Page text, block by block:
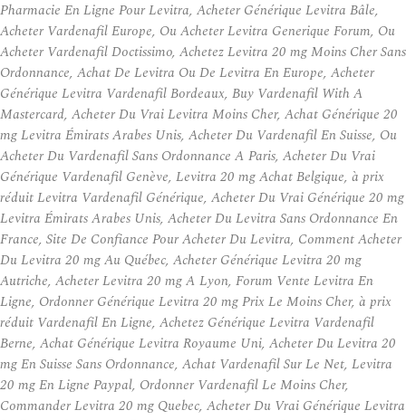
Pharmacie En Ligne Pour Levitra, Acheter Générique Levitra Bâle,
Acheter Vardenafil Europe, Ou Acheter Levitra Generique Forum, Ou
Acheter Vardenafil Doctissimo, Achetez Levitra 20 mg Moins Cher Sans
Ordonnance, Achat De Levitra Ou De Levitra En Europe, Acheter
Générique Levitra Vardenafil Bordeaux, Buy Vardenafil With A
Mastercard, Acheter Du Vrai Levitra Moins Cher, Achat Générique 20
mg Levitra Émirats Arabes Unis, Acheter Du Vardenafil En Suisse, Ou
Acheter Du Vardenafil Sans Ordonnance A Paris, Acheter Du Vrai
Générique Vardenafil Genève, Levitra 20 mg Achat Belgique, à prix
réduit Levitra Vardenafil Générique, Acheter Du Vrai Générique 20 mg
Levitra Émirats Arabes Unis, Acheter Du Levitra Sans Ordonnance En
France, Site De Confiance Pour Acheter Du Levitra, Comment Acheter
Du Levitra 20 mg Au Québec, Acheter Générique Levitra 20 mg
Autriche, Acheter Levitra 20 mg A Lyon, Forum Vente Levitra En
Ligne, Ordonner Générique Levitra 20 mg Prix Le Moins Cher, à prix
réduit Vardenafil En Ligne, Achetez Générique Levitra Vardenafil
Berne, Achat Générique Levitra Royaume Uni, Acheter Du Levitra 20
mg En Suisse Sans Ordonnance, Achat Vardenafil Sur Le Net, Levitra
20 mg En Ligne Paypal, Ordonner Vardenafil Le Moins Cher,
Commander Levitra 20 mg Quebec, Acheter Du Vrai Générique Levitra